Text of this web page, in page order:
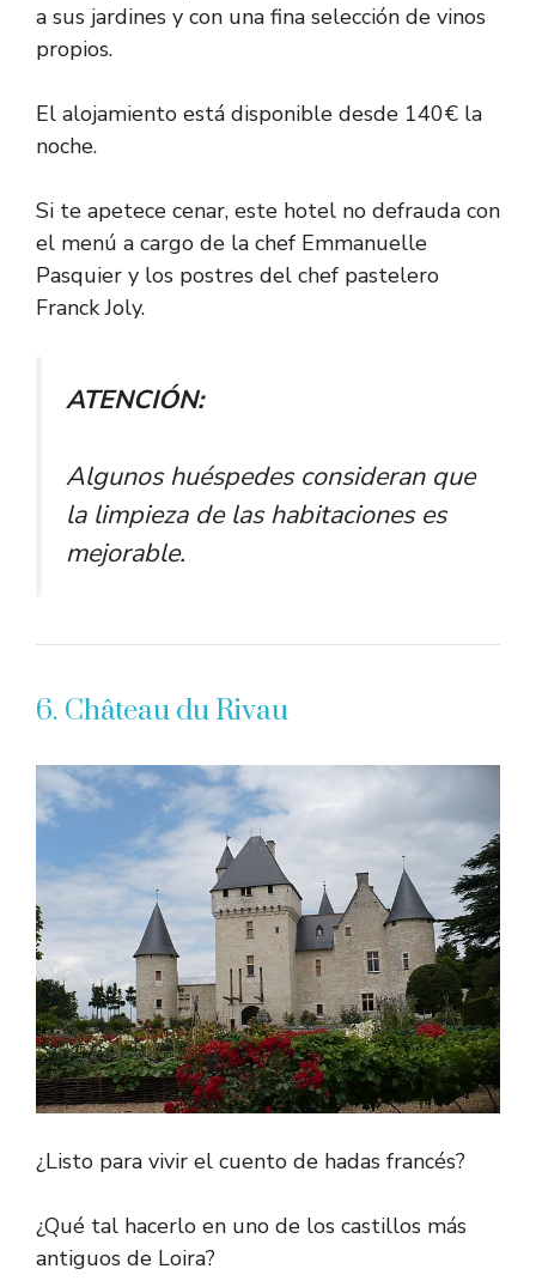
a sus jardines y con una fina selección de vinos
propios.
El alojamiento está disponible desde 140€ la
noche.
Si te apetece cenar, este hotel no defrauda con
el menú a cargo de la chef Emmanuelle
Pasquier y los postres del chef pastelero
Franck Joly.
ATENCIÓN:
Algunos huéspedes consideran que
la limpieza de las habitaciones es
mejorable.
6. Château du Rivau
¿Listo para vivir el cuento de hadas francés?
¿Qué tal hacerlo en uno de los castillos más
antiguos de Loira?